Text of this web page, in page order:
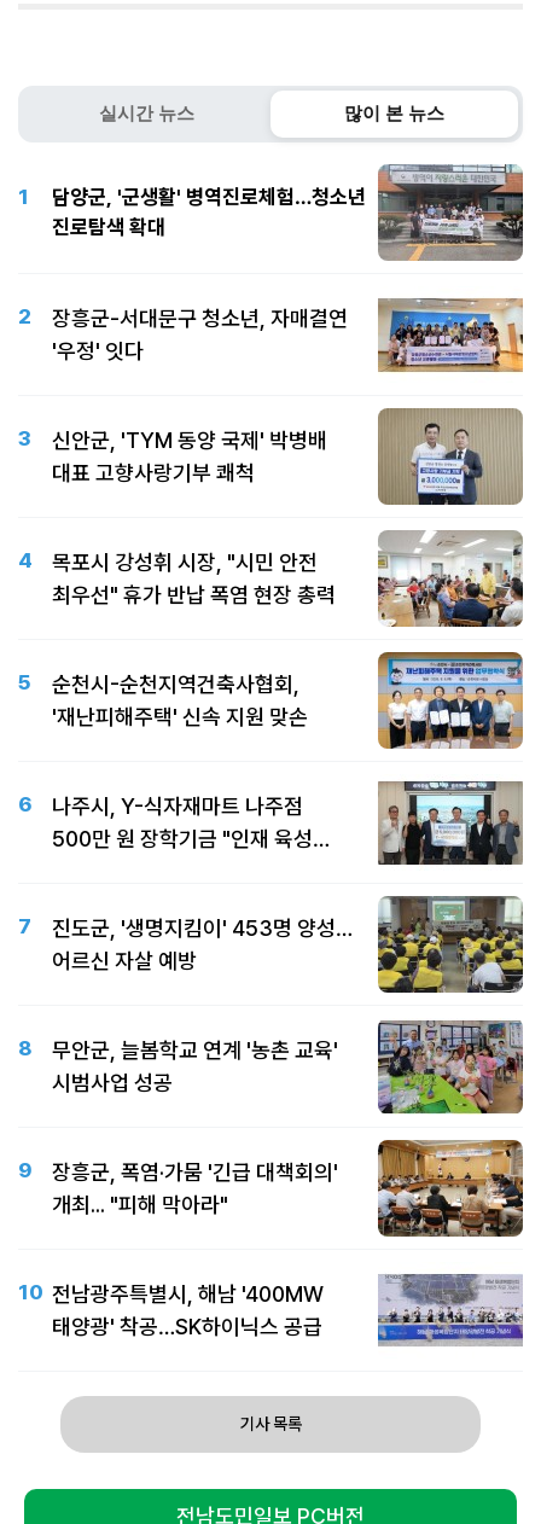
실시간 뉴스 많이 본 뉴스
1
담양군, '군생활' 병역진로체험…청소년
진로탐색 확대
2
장흥군-서대문구 청소년, 자매결연
'우정' 잇다
3
신안군, 'TYM 동양 국제' 박병배
대표 고향사랑기부 쾌척
4
목포시 강성휘 시장, "시민 안전
최우선" 휴가 반납 폭염 현장 총력
5
순천시-순천지역건축사협회,
'재난피해주택' 신속 지원 맞손
6
나주시, Y-식자재마트 나주점
500만 원 장학기금 "인재 육성
7
진도군, '생명지킴이' 453명 양성…
어르신 자살 예방
8
무안군, 늘봄학교 연계 '농촌 교육'
시범사업 성공
9
장흥군, 폭염·가뭄 '긴급 대책회의'
개최... "피해 막아라"
10 전남광주특별시, 해남 '400MW
태양광' 착공…SK하이닉스 공급
기사 목록
전남도민일보 PC버전